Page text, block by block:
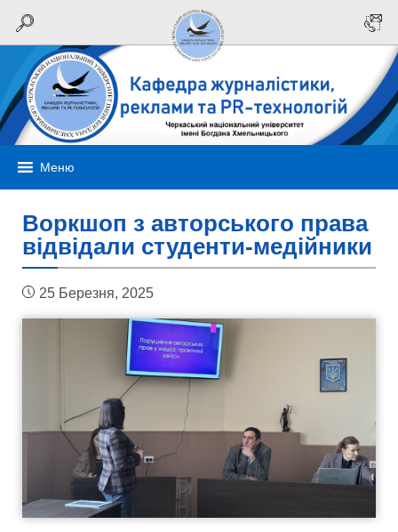
Меню
Воркшоп з авторського права
відвідали студенти-медійники
25 Березня, 2025